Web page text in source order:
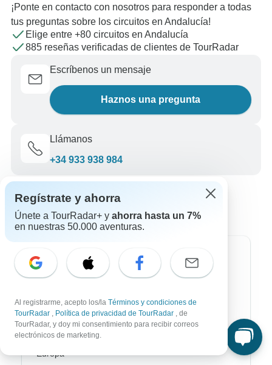
¡Ponte en contacto con nosotros para responder a todas
tus preguntas sobre los circuitos en Andalucía!
Elige entre +80 circuitos en Andalucía
885 reseñas verificadas de clientes de TourRadar
Escríbenos un mensaje
Haznos una pregunta
Llámanos
+34 933 938 984
Destinos más populares
Asia
Australia / Oceanía
Europa
Regístrate y ahorra
Únete a TourRadar+ y ahorra hasta un 7%
en nuestras 50.000 aventuras.
Al registrarme, acepto los/la Términos y condiciones de
TourRadar , Política de privacidad de TourRadar , de
TourRadar, y doy mi consentimiento para recibir correos
electrónicos de marketing.